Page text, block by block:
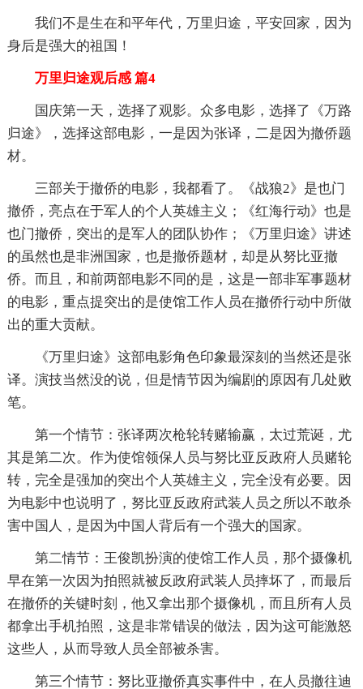
我们不是生在和平年代，万里归途，平安回家，因为
身后是强大的祖国！
万里归途观后感 篇4
国庆第一天，选择了观影。众多电影，选择了《万路
归途》，选择这部电影，一是因为张译，二是因为撤侨题
材。
三部关于撤侨的电影，我都看了。《战狼2》是也门
撤侨，亮点在于军人的个人英雄主义；《红海行动》也是
也门撤侨，突出的是军人的团队协作；《万里归途》讲述
的虽然也是非洲国家，也是撤侨题材，却是从努比亚撤
侨。而且，和前两部电影不同的是，这是一部非军事题材
的电影，重点提突出的是使馆工作人员在撤侨行动中所做
出的重大贡献。
《万里归途》这部电影角色印象最深刻的当然还是张
译。演技当然没的说，但是情节因为编剧的原因有几处败
笔。
第一个情节：张译两次枪轮转赌输赢，太过荒诞，尤
其是第二次。作为使馆领保人员与努比亚反政府人员赌轮
转，完全是强加的突出个人英雄主义，完全没有必要。因
为电影中也说明了，努比亚反政府武装人员之所以不敢杀
害中国人，是因为中国人背后有一个强大的国家。
第二情节：王俊凯扮演的使馆工作人员，那个摄像机
早在第一次因为拍照就被反政府武装人员摔坏了，而最后
在撤侨的关键时刻，他又拿出那个摄像机，而且所有人员
都拿出手机拍照，这是非常错误的做法，因为这可能激怒
这些人，从而导致人员全部被杀害。
第三个情节：努比亚撤侨真实事件中，在人员撤往迪